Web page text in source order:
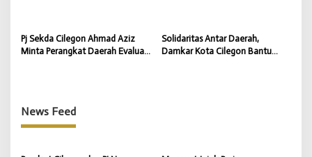
Pj Sekda Cilegon Ahmad Aziz
Minta Perangkat Daerah Evaluasi
Solidaritas Antar Daerah,
Damkar Kota Cilegon Bantu
News Feed